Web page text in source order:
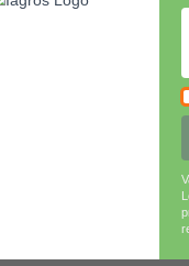
mezclarse con
y esquejes.
con perlita, vermiculita o
en una proporción del 10-
protegido de la luz